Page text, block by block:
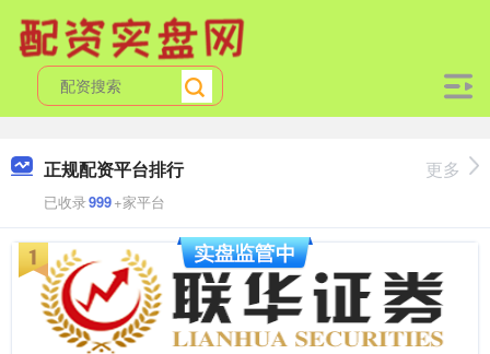
正规配资平台排行
已收录999+家平台
更多